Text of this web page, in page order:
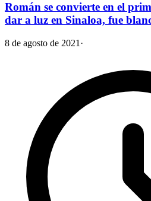
Román se convierte en el
dar a luz en Sinaloa, fue
8 de agosto de 2021 ·